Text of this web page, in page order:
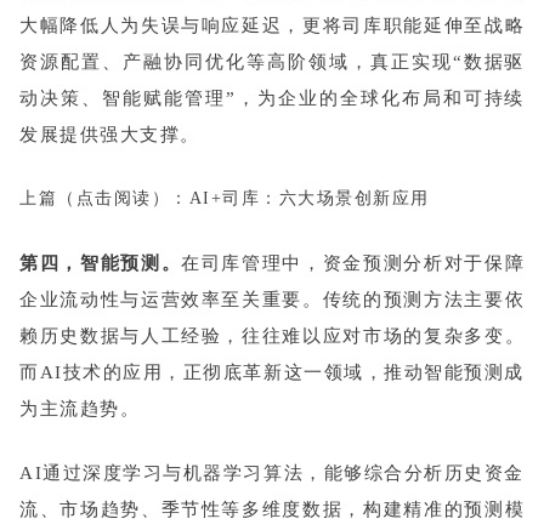
大幅降低人为失误与响应延迟，更将司库职能延伸至战略
资源配置、产融协同优化等高阶领域，真正实现“数据驱
动决策、智能赋能管理”，为企业的全球化布局和可持续
发展提供强大支撑。
上篇（点击阅读）： AI+司库：六大场景创新应用
第四，智能预测。在司库管理中，资金预测分析对于保障
企业流动性与运营效率至关重要。传统的预测方法主要依
赖历史数据与人工经验，往往难以应对市场的复杂多变。
而AI技术的应用，正彻底革新这一领域，推动智能预测成
为主流趋势。
AI通过深度学习与机器学习算法，能够综合分析历史资金
流、市场趋势、季节性等多维度数据，构建精准的预测模